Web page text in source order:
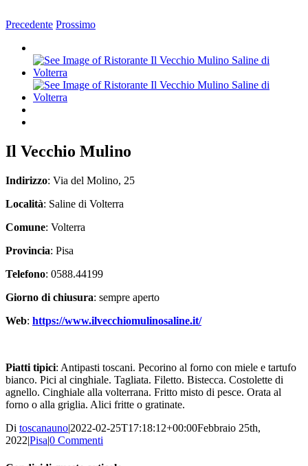
Precedente Prossimo
immagine
Il Vecchio Mulino
Indirizzo: Via del Molino, 25
Località: Saline di Volterra
Comune: Volterra
Provincia: Pisa
Telefono: 0588.44199
Giorno di chiusura: sempre aperto
Web: https://www.ilvecchiomulinosaline.it/
Piatti tipici: Antipasti toscani. Pecorino al forno con miele e tartufo
bianco. Pici al cinghiale. Tagliata. Filetto. Bistecca. Costolette di
agnello. Cinghiale alla volterrana. Fritto misto di pesce. Orata al
forno o alla griglia. Alici fritte o gratinate.
Di toscanauno|2022-02-25T17:18:12+00:00Febbraio 25th,
2022|Pisa|0 Commenti